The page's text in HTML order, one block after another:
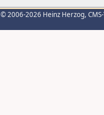
© 2006-2026 Heinz Herzog,